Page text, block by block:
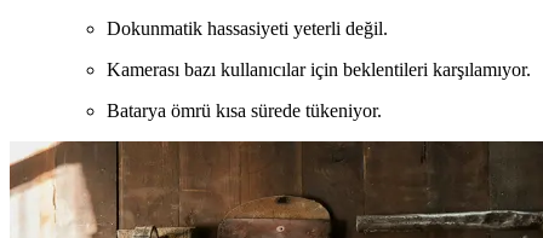
Dokunmatik hassasiyeti yeterli değil.
Kamerası bazı kullanıcılar için beklentileri karşılamıyor.
Batarya ömrü kısa sürede tükeniyor.